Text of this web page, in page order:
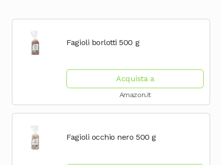
Fagioli borlotti 500 g
Acquista a
Amazon.it
Fagioli occhio nero 500 g